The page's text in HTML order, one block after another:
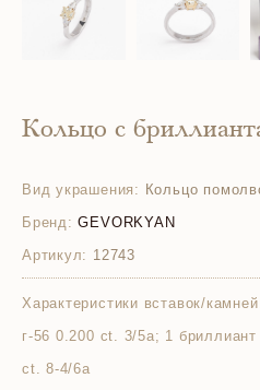
Кольцо с
Вид украшения: Кольцо
Бренд: GEVORKYAN
Артикул: 12743
Характеристики вставок/
г-56 0.200 ct. 3/5а; 1
ct. 8-4/6а